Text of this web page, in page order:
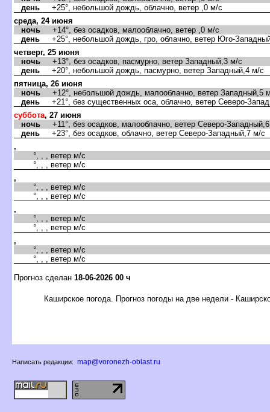
день +25°, небольшой дождь, облачно, ветер ,0 м/с
среда, 24 июня
ночь +14°, без осадков, малооблачно, ветер ,0 м/с
день +25°, небольшой дождь, гро, облачно, ветер Юго-
четверг, 25 июня
ночь +13°, без осадков, пасмурно, ветер Западный,3 м/с
день +20°, небольшой дождь, пасмурно, ветер Западный,4 м/с
пятница, 26 июня
ночь +12°, небольшой дождь, малооблачно, ветер Западный,5
день +21°, без существенных оса, облачно, ветер Северо-
суббота, 27 июня
ночь +11°, без осадков, малооблачно, ветер Северо-
день +23°, без осадков, облачно, ветер Северо-Западный,7 м/с
,
°, , , ветер м/с
°, , , ветер м/с
,
°, , , ветер м/с
°, , , ветер м/с
,
°, , , ветер м/с
°, , , ветер м/с
,
°, , , ветер м/с
°, , , ветер м/с
Прогноз сделан 18-06-2026 00 ч
Каширское погода. Прогноз погоды на две недели -
Написать редакции: map@voronezh-oblast.ru